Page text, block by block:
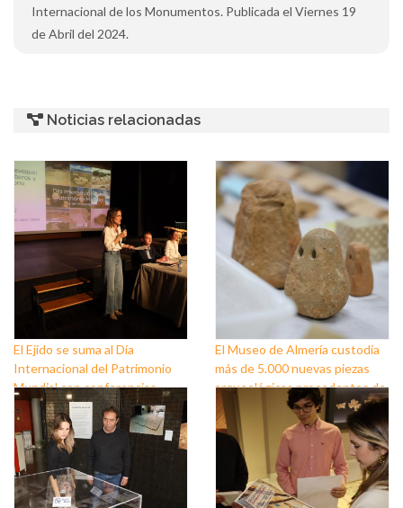
Internacional de los Monumentos. Publicada el Viernes 19
de Abril del 2024.
Noticias relacionadas
El Ejido se suma al Día
Internacional del Patrimonio
Mundial con conferencias,
jornada de puertas abiertas y
visitas guiadas al Yacimiento
de Ciavieja
El Museo de Almería custodia
más de 5.000 nuevas piezas
arqueológicas procedentes de
las últimas excavaciones en
Ciavieja (El Ejido)